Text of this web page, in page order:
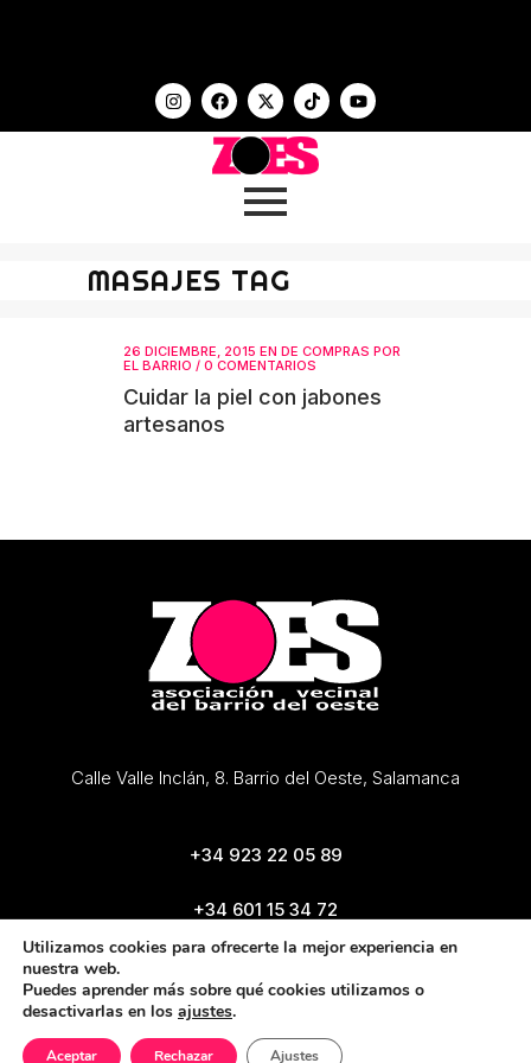
MASAJES TAG
26 DICIEMBRE, 2015 EN DE COMPRAS POR
EL BARRIO / 0 COMENTARIOS
Cuidar la piel con jabones
artesanos
Calle Valle Inclán, 8. Barrio del Oeste, Salamanca
+34 923 22 05 89
+34 601 15 34 72
zoes@zoes.es
Utilizamos cookies para ofrecerte la mejor experiencia en
nuestra web.
Puedes aprender más sobre qué cookies utilizamos o
desactivarlas en los ajustes.
Aceptar Rechazar Ajustes